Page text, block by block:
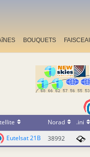
BOUQUETS
Norad .ini
Eutelsat 21B 38992